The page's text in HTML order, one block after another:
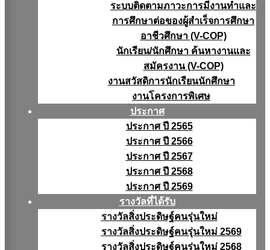
ระบบติดตามภาวะการมีงานทำและ
การศึกษาต่อของผู้สำเร็จการศึกษา
อาชีวศึกษา (V-COP)
นักเรียน/นักศึกษา ค้นหางานและ
สมัครงาน (V-COP)
งานสวัสดิการนักเรียนนักศึกษา
งานโครงการพิเศษ
ประกาศ
ประกาศ ปี 2565
ประกาศ ปี 2566
ประกาศ ปี 2567
ประกาศ ปี 2568
ประกาศ ปี 2569
รางวัลที่ได้รับ
รางวัลสิ่งประดิษฐ์คนรุ่นใหม่
รางวัลสิ่งประดิษฐ์คนรุ่นใหม่ 2569
รางวัลสิ่งประดิษฐ์คนรุ่นใหม่ 2568